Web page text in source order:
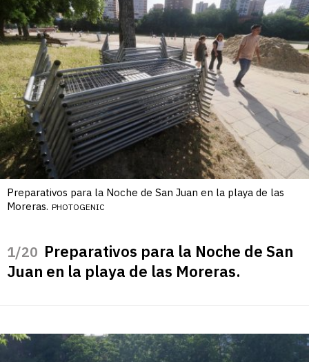
Preparativos para la Noche de San Juan en la playa de las
Moreras. PHOTOGENIC
/20 Preparativos para la Noche de San
Juan en la playa de las Moreras.